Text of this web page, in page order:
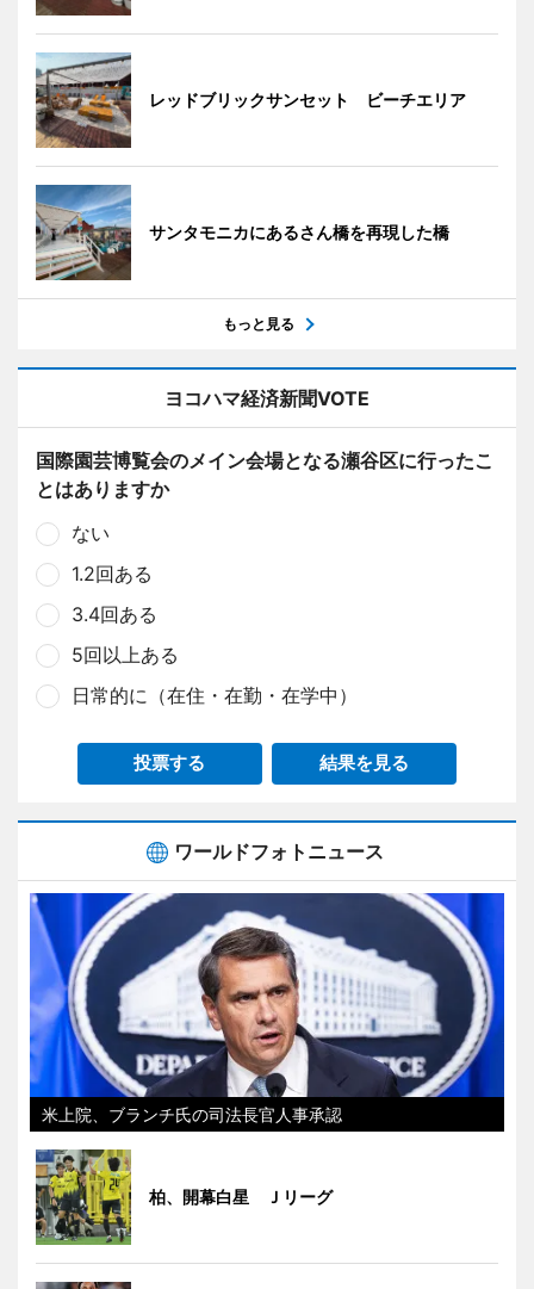
レッドブリックサンセット ビーチエリア
サンタモニカにあるさん橋を再現した橋
もっと見る
ヨコハマ経済新聞VOTE
国際園芸博覧会のメイン会場となる瀬谷区に行ったこ
とはありますか
ない
1.2回ある
3.4回ある
5回以上ある
日常的に（在住・在勤・在学中）
投票する 結果を見る
ワールドフォトニュース
米上院、ブランチ氏の司法長官人事承認
柏、開幕白星 Ｊリーグ